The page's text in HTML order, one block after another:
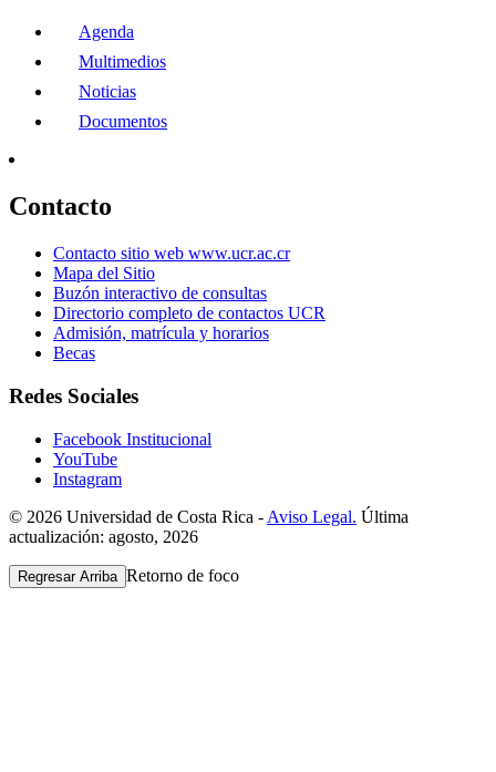
Agenda
Multimedios
Noticias
Documentos
Contacto
Contacto sitio web www.ucr.ac.cr
Mapa del Sitio
Buzón interactivo de consultas
Directorio completo de contactos UCR
Admisión, matrícula y horarios
Becas
Redes Sociales
Facebook Institucional
YouTube
Instagram
© 2026 Universidad de Costa Rica - Aviso Legal. Última
actualización: agosto, 2026
Regresar Arriba Retorno de foco